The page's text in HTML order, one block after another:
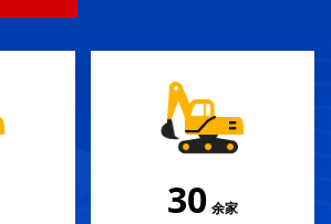
30 余家